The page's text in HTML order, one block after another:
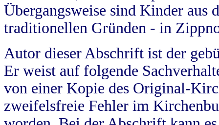
Übergangsweise sind Kinder aus
traditionellen Gründen - in
Autor dieser Abschrift ist der
Er weist auf folgende
von einer Kopie des Original-
zweifelsfreie Fehler im